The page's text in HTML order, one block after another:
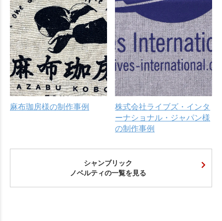
麻布珈房様の制作事例
株式会社ライブズ・インタ
ーナショナル・ジャパン様
の制作事例
シャンブリック
ノベルティの一覧を見る